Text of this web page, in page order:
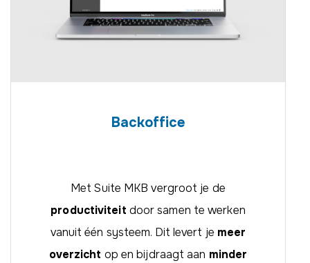
Backoffice
Met Suite MKB vergroot je de
productiviteit door samen te werken
vanuit één systeem. Dit levert je meer
overzicht op en bijdraagt aan minder